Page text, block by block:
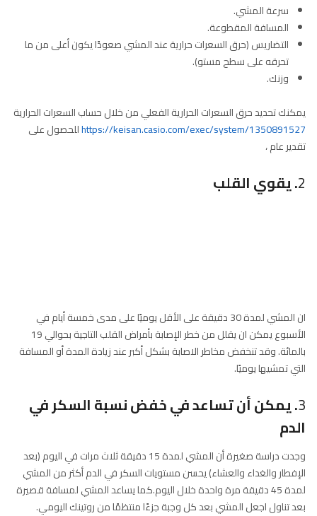
سرعة المشي.
المسافة المقطوعة.
التضاريس (حرق السعرات حرارية عند المشي صعودًا يكون أعلى من ما
تحرقه على سطح مستو).
وزنك.
يمكنك تحديد حرق السعرات الحرارية الفعلي من خلال حساب السعرات الحرارية
https://keisan.casio.com/exec/system/1350891527للحصول على
تقدير عام ،
2. يقوي القلب
ان المشي لمدة 30 دقيقة على الأقل يوميًا على مدى خمسة أيام في
الأسبوع يمكن ان يقلل من خطر الإصابة بأمراض القلب التاجية بحوالي 19
بالمائة. وقد تنخفض مخاطر الاصابة بشكل أكبر عند زيادة المدة أو المسافة
التي تمشيها يوميًا.
3. يمكن أن تساعد في خفض نسبة السكر في
الدم
وجدت دراسة صغيرة أن المشي لمدة 15 دقيقة ثلاث مرات في اليوم (بعد
الإفطار والغداء والعشاء) يحسن مستويات السكر في الدم أكثر من المشي
لمدة 45 دقيقة مرة واحدة خلال اليوم.كما يساعد المشي لمسافة قصيرة
بعد تناول اجعل المشي بعد كل وجبة جزءًا منتظمًا من روتينك اليومي.